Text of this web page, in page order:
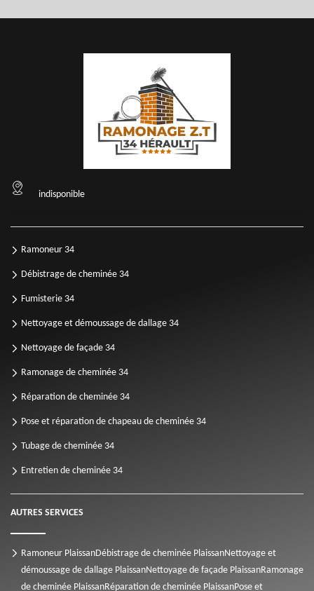
indisponible
Ramoneur 34
Débistrage de cheminée 34
Fumisterie 34
Nettoyage et démoussage de dallage 34
Nettoyage de façade 34
Ramonage de cheminée 34
Réparation de cheminée 34
Pose et réparation de chapeau de cheminée 34
Tubage de cheminée 34
Entretien de cheminée 34
AUTRES SERVICES
Ramoneur PlaissanDébistrage de cheminée PlaissanNettoyage et
démoussage de dallage PlaissanNettoyage de façade PlaissanRamonage
de cheminée PlaissanRéparation de cheminée PlaissanPose et